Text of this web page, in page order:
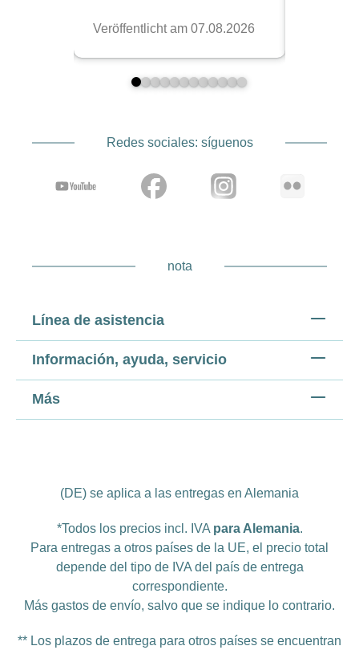
Redes sociales: síguenos
nota
Línea de asistencia
Información, ayuda, servicio
Más
(DE) se aplica a las entregas en Alemania
*Todos los precios incl. IVA para Alemania.
Para entregas a otros países de la UE, el precio total
depende del tipo de IVA del país de entrega
correspondiente.
Más gastos de envío, salvo que se indique lo contrario.
** Los plazos de entrega para otros países se encuentran